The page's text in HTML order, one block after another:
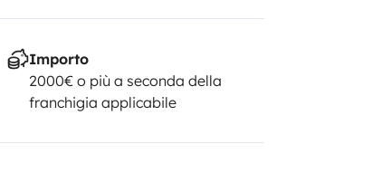
Importo
2000€ o più a seconda della
franchigia applicabile